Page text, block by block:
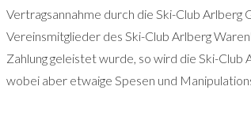
Vertragsannahme durch die Ski-Club Arlberg
Vereinsmitglieder des Ski-Club Arlberg
Zahlung geleistet wurde, so wird die Ski-
wobei aber etwaige Spesen und